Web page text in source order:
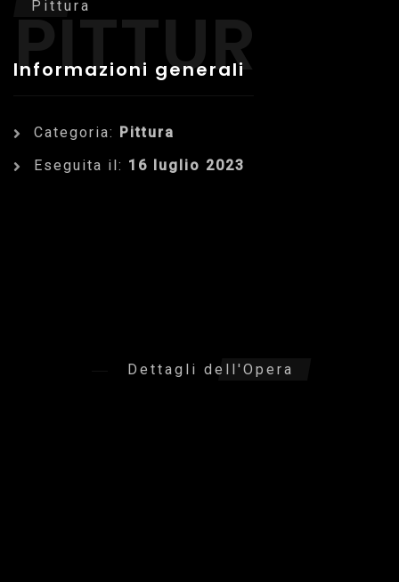
PITTURA
Pittura
Informazioni generali
Categoria:
Pittura
Eseguita il: 16 luglio 2023
Dettagli dell'Opera